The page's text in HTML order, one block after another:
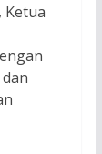
Ketua